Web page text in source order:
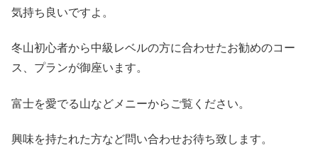
気持ち良いですよ。
冬山初心者から中級レベルの方に合わせたお勧めのコー
ス、プランが御座います。
富士を愛でる山などメニーからご覧ください。
興味を持たれた方など問い合わせお待ち致します。